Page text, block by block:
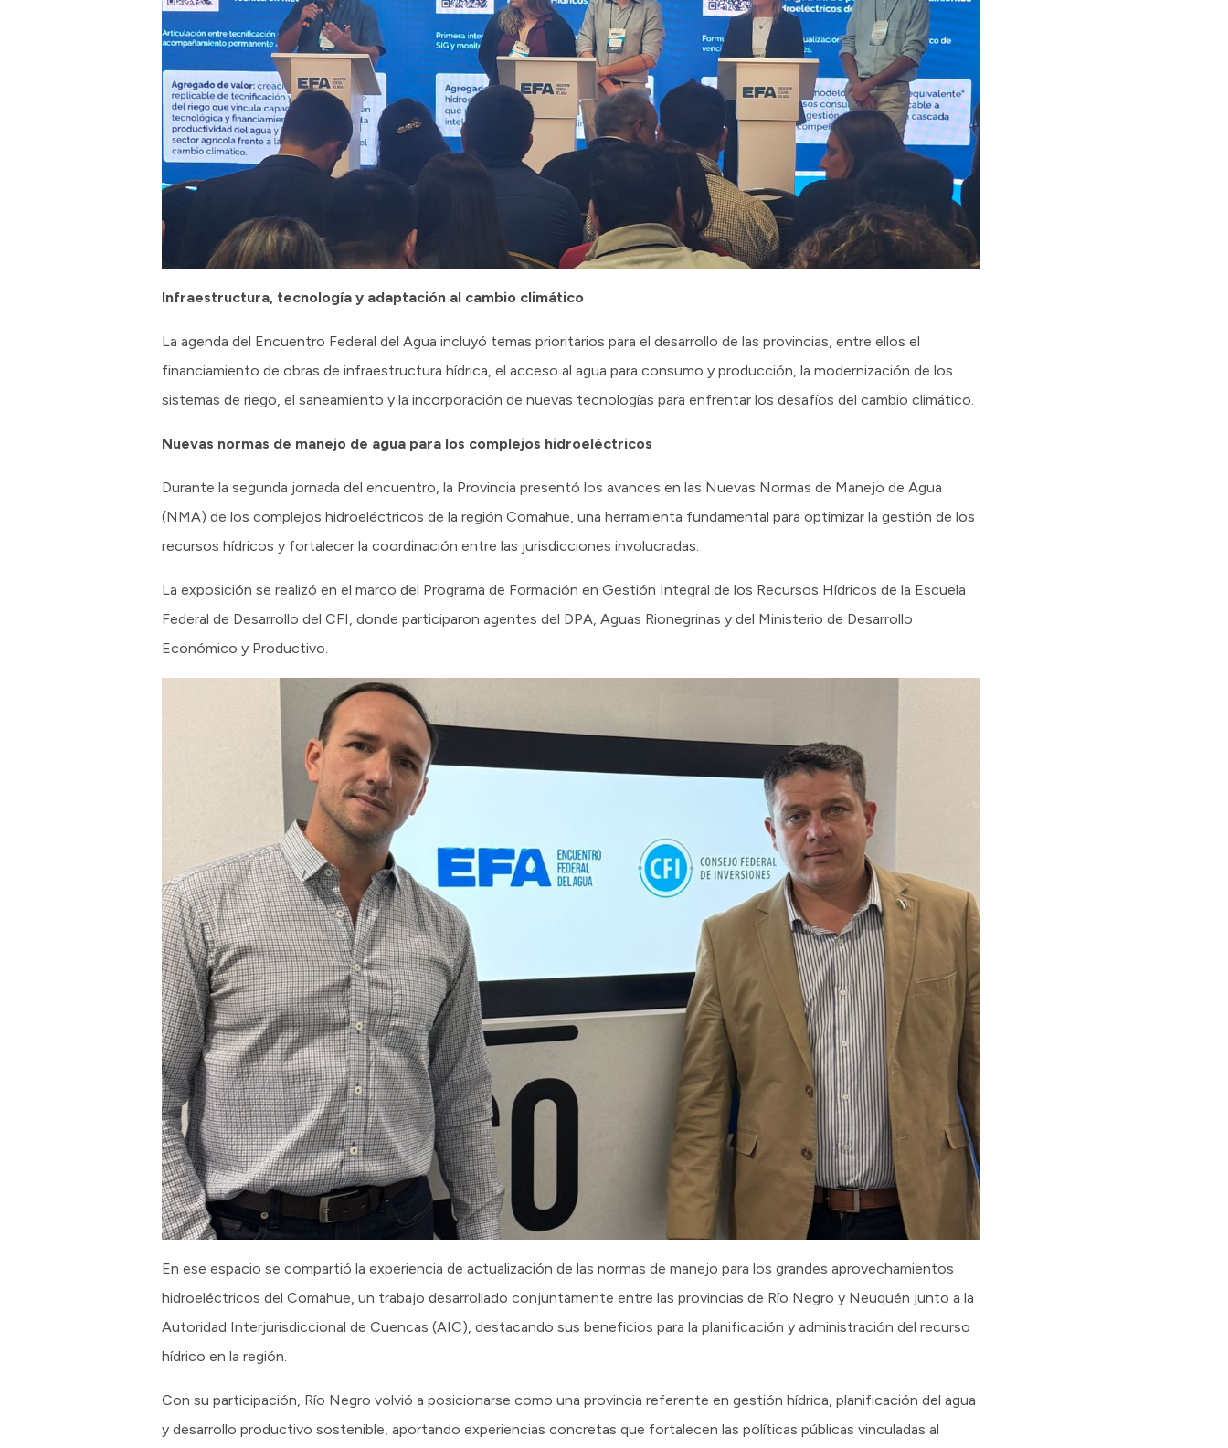
Infraestructura, tecnología y adaptación al cambio climático
La agenda del Encuentro Federal del Agua incluyó temas prioritarios para el desarrollo de las provincias, entre ellos el
financiamiento de obras de infraestructura hídrica, el acceso al agua para consumo y producción, la modernización de los
sistemas de riego, el saneamiento y la incorporación de nuevas tecnologías para enfrentar los desafíos del cambio climático.
Nuevas normas de manejo de agua para los complejos hidroeléctricos
Durante la segunda jornada del encuentro, la Provincia presentó los avances en las Nuevas Normas de Manejo de Agua
(NMA) de los complejos hidroeléctricos de la región Comahue, una herramienta fundamental para optimizar la gestión de los
recursos hídricos y fortalecer la coordinación entre las jurisdicciones involucradas.
La exposición se realizó en el marco del Programa de Formación en Gestión Integral de los Recursos Hídricos de la Escuela
Federal de Desarrollo del CFI, donde participaron agentes del DPA, Aguas Rionegrinas y del Ministerio de Desarrollo
Económico y Productivo.
En ese espacio se compartió la experiencia de actualización de las normas de manejo para los grandes aprovechamientos
hidroeléctricos del Comahue, un trabajo desarrollado conjuntamente entre las provincias de Río Negro y Neuquén junto a la
Autoridad Interjurisdiccional de Cuencas (AIC), destacando sus beneficios para la planificación y administración del recurso
hídrico en la región.
Con su participación, Río Negro volvió a posicionarse como una provincia referente en gestión hídrica, planificación del agua
y desarrollo productivo sostenible, aportando experiencias concretas que fortalecen las políticas públicas vinculadas al